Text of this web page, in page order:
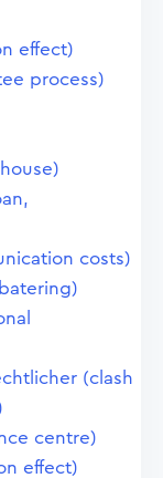
effect)
process)
costs)
(clash
centre)
effect)